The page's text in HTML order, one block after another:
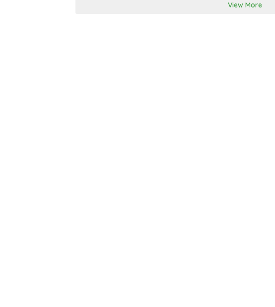
View More